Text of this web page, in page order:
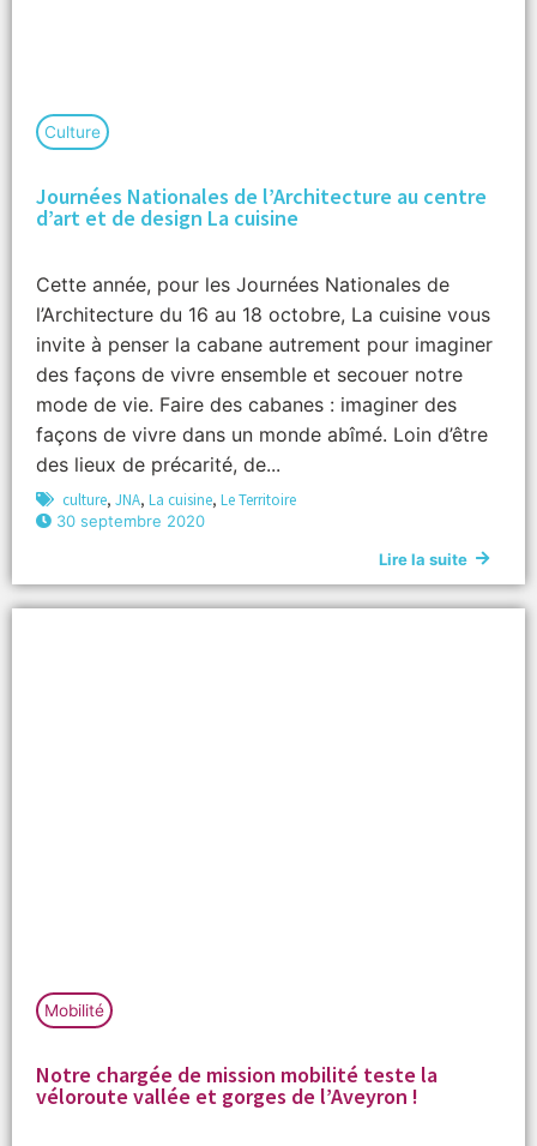
Culture
Journées Nationales de l’Architecture au centre
d’art et de design La cuisine
Cette année, pour les Journées Nationales de
l’Architecture du 16 au 18 octobre, La cuisine vous
invite à penser la cabane autrement pour imaginer
des façons de vivre ensemble et secouer notre
mode de vie. Faire des cabanes : imaginer des
façons de vivre dans un monde abîmé. Loin d’être
des lieux de précarité, de...
culture, JNA, La cuisine, Le Territoire
30 septembre 2020
Lire la suite
Mobilité
Notre chargée de mission mobilité teste la
véloroute vallée et gorges de l’Aveyron !